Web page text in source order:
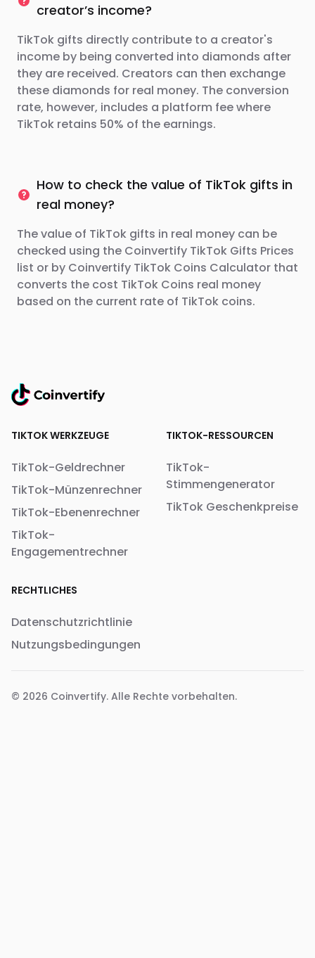
creator’s income?
TikTok gifts directly contribute to a creator's
income by being converted into diamonds after
they are received. Creators can then exchange
these diamonds for real money. The conversion
rate, however, includes a platform fee where
TikTok retains 50% of the earnings.
How to check the value of TikTok gifts in
real money?
The value of TikTok gifts in real money can be
checked using the Coinvertify TikTok Gifts Prices
list or by Coinvertify TikTok Coins Calculator that
converts the cost TikTok Coins real money
based on the current rate of TikTok coins.
TIKTOK WERKZEUGE
TikTok-Geldrechner
TikTok-Münzenrechner
TikTok-Ebenenrechner
TikTok-
Engagementrechner
TIKTOK-RESSOURCEN
TikTok-
Stimmengenerator
TikTok Geschenkpreise
RECHTLICHES
Datenschutzrichtlinie
Nutzungsbedingungen
© 2026 Coinvertify. Alle Rechte vorbehalten.